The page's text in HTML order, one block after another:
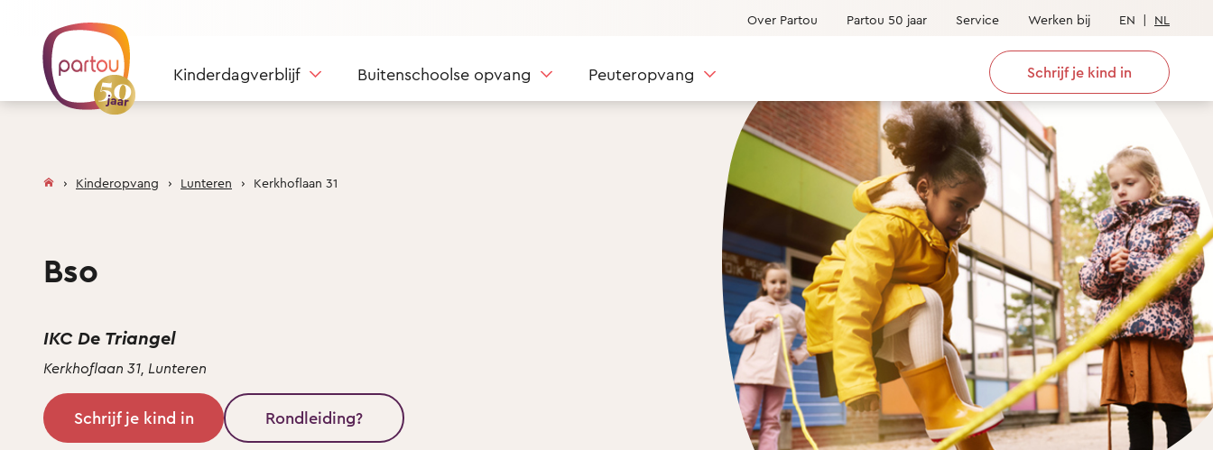
Over Partou Partou 50 jaar Service Werken bij EN | NL
Kinderdagverblijf Buitenschoolse opvang Peuteropvang Schrijf je kind in
Kinderopvang Lunteren Kerkhoflaan 31
Bso
IKC De Triangel
Kerkhoflaan 31, Lunteren
Schrijf je kind in Rondleiding?